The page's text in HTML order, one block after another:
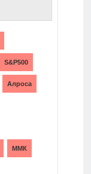
S&P500
Алроса
ММК